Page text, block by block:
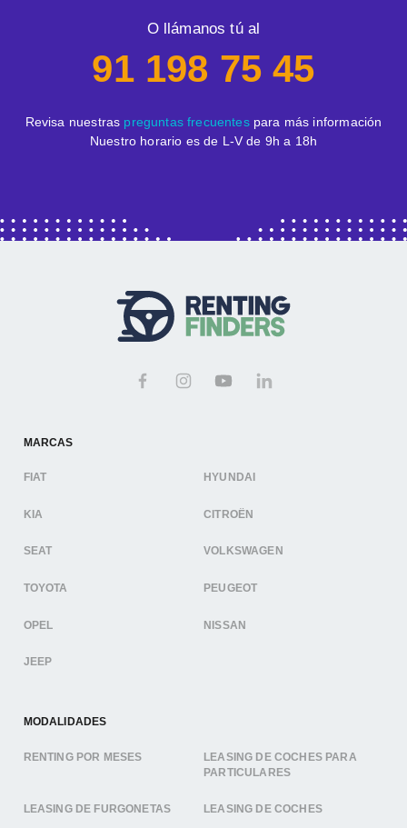
O llámanos tú al
91 198 75 45
Revisa nuestras preguntas frecuentespara más información
Nuestro horario es de L-V de 9h a 18h
MARCAS
FIAT HYUNDAI
KIA CITROËN
SEAT VOLKSWAGEN
TOYOTA PEUGEOT
OPEL NISSAN
JEEP
MODALIDADES
RENTING POR MESES
LEASING DE COCHES PARA
PARTICULARES
LEASING DE FURGONETAS LEASING DE COCHES